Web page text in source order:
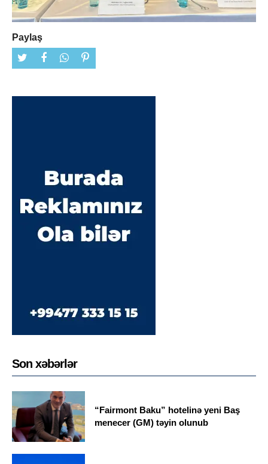
Paylaş
Son xəbərlər
“Fairmont Baku” hotelinə yeni Baş
menecer (GM) təyin olunub